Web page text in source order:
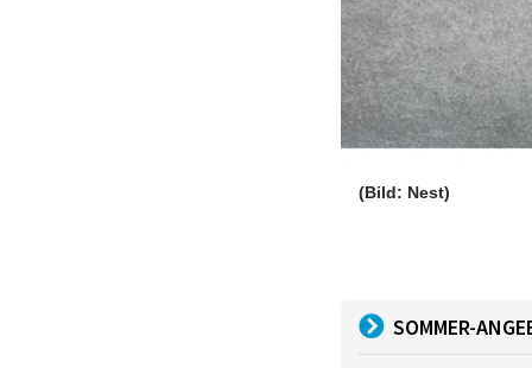
(Bild: Nest)
SOMMER-